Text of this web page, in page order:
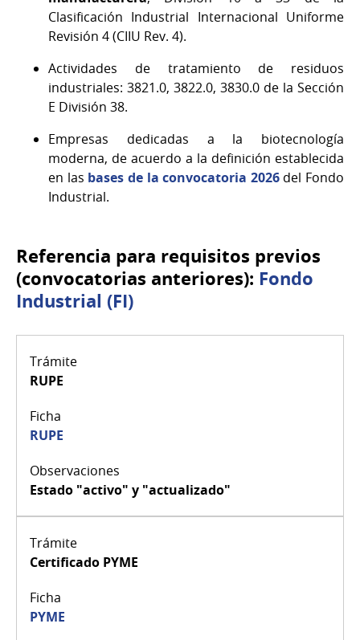
Clasificación Industrial Internacional Uniforme
Revisión 4 (CIIU Rev. 4).
Actividades de tratamiento de residuos
industriales: 3821.0, 3822.0, 3830.0 de la Sección
E División 38.
Empresas dedicadas a la biotecnología
moderna, de acuerdo a la definición establecida
en las bases de la convocatoria 2026del Fondo
Industrial.
Referencia para requisitos previos
(convocatorias anteriores): Fondo
Industrial (FI)
RUPE
RUPE
Estado "activo" y "actualizado"
Certificado PYME
PYME